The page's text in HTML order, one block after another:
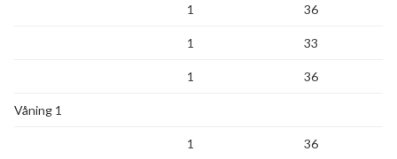
1 36
1 33
1 36
Våning 1
1 36